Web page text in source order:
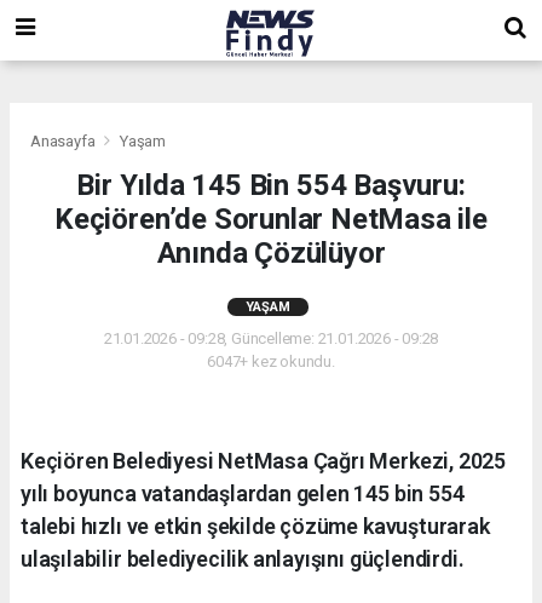
Anasayfa Yaşam
Bir Yılda 145 Bin 554 Başvuru:
Keçiören’de Sorunlar NetMasa ile
Anında Çözülüyor
YAŞAM
21.01.2026 - 09:28, Güncelleme: 21.01.2026 - 09:28
6047+ kez okundu.
Keçiören Belediyesi NetMasa Çağrı Merkezi, 2025
yılı boyunca vatandaşlardan gelen 145 bin 554
talebi hızlı ve etkin şekilde çözüme kavuşturarak
ulaşılabilir belediyecilik anlayışını güçlendirdi.